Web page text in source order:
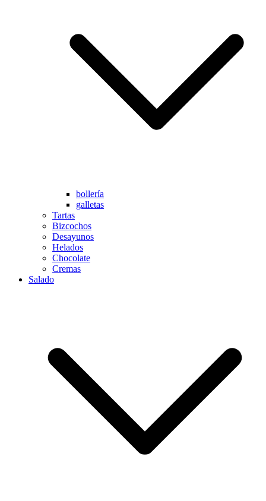
bollería
galletas
Tartas
Bizcochos
Desayunos
Helados
Chocolate
Cremas
Salado